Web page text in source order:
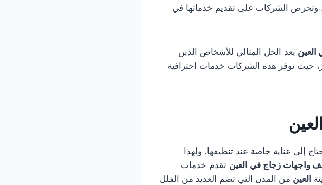
وتحرص الشركات على تقديم خدماتها في
يعد الحل المثالي للأشخاص الذين
حيث توفر هذه الشركات خدمات احترافية
إلى عناية خاصة عند تنظيفها. ولهذا
واجهات زجاج في العين تقدم خدمات
العين من المدن التي تضم العديد من الفلل